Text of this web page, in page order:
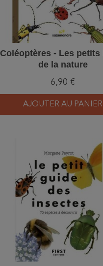
Coléoptères - Les petits
de la nature
6,90 €
AJOUTER AU PANIER